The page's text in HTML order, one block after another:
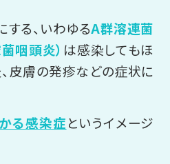
る、いわゆるA群溶連菌
咽頭炎） は感染してもほ
皮膚の発疹などの症状に
る感染症というイメージ